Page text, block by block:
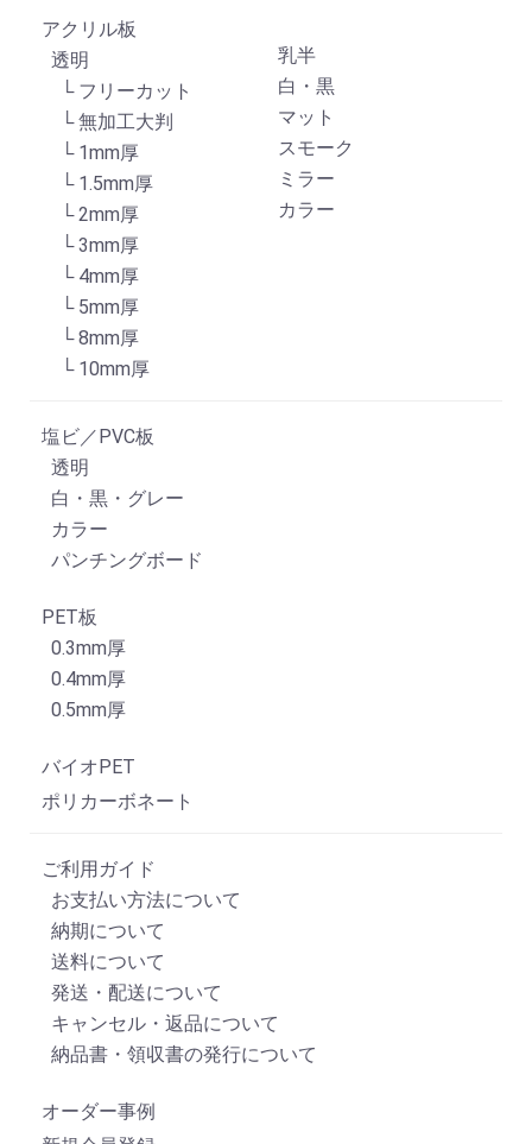
アクリル板
透明
└ フリーカット
└ 無加工大判
└ 1mm厚
└ 1.5mm厚
└ 2mm厚
└ 3mm厚
└ 4mm厚
└ 5mm厚
└ 8mm厚
└ 10mm厚
乳半
白・黒
マット
スモーク
ミラー
カラー
塩ビ／PVC板
透明
白・黒・グレー
カラー
パンチングボード
PET板
0.3mm厚
0.4mm厚
0.5mm厚
バイオPET
ポリカーボネート
ご利用ガイド
お支払い方法について
納期について
送料について
発送・配送について
キャンセル・返品について
納品書・領収書の発行について
オーダー事例